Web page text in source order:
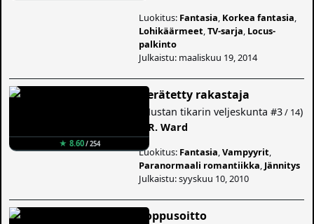
Luokitus: Fantasia Korkea fantasia
Lohikäärmeet ,TV-sarja Locus-
palkinto
Julkaistu: maaliskuu 19, 2014
★ 8.60/ 254
Herätetty rakastaja
Mustan tikarin veljeskunta #3/ 14)
J. R. Ward
Luokitus: Fantasia ,Vampyyrit
Paranormaali romantiikka Jännitys
Julkaistu: syyskuu 10, 2010
Loppusoitto